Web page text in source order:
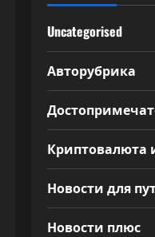
Uncategorised
Авторубрика
Криптовалюта
Новости для
Новости плюс